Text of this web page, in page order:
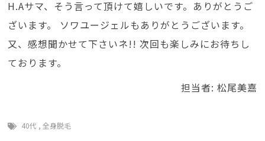
H.Aサマ、そう言って頂けて嬉しいです。ありがとうご
ざいます。 ソワユージェルもありがとうございます。
又、感想聞かせて下さいネ!! 次回も楽しみにお待ちし
ております。
担当者: 松尾美嘉
40代 ,全身脱毛